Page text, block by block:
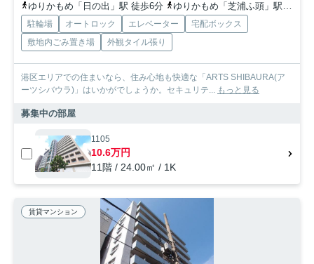
ゆりかもめ「日の出」駅 徒歩6分
ゆりかもめ「芝浦ふ頭」駅 徒歩7分
駐輪場 オートロック エレベーター
宅配ボックス
敷地内ごみ置き場
外観タイル張り
港区エリアでの住まいなら、住み心地も快適な「ARTS SHIBAURA(ア
ーツシバウラ)」はいかがでしょうか。セキュリテ... もっと見る
募集中の部屋
1105
10.6万円
11階 / 24.00㎡ / 1K
賃貸マンション